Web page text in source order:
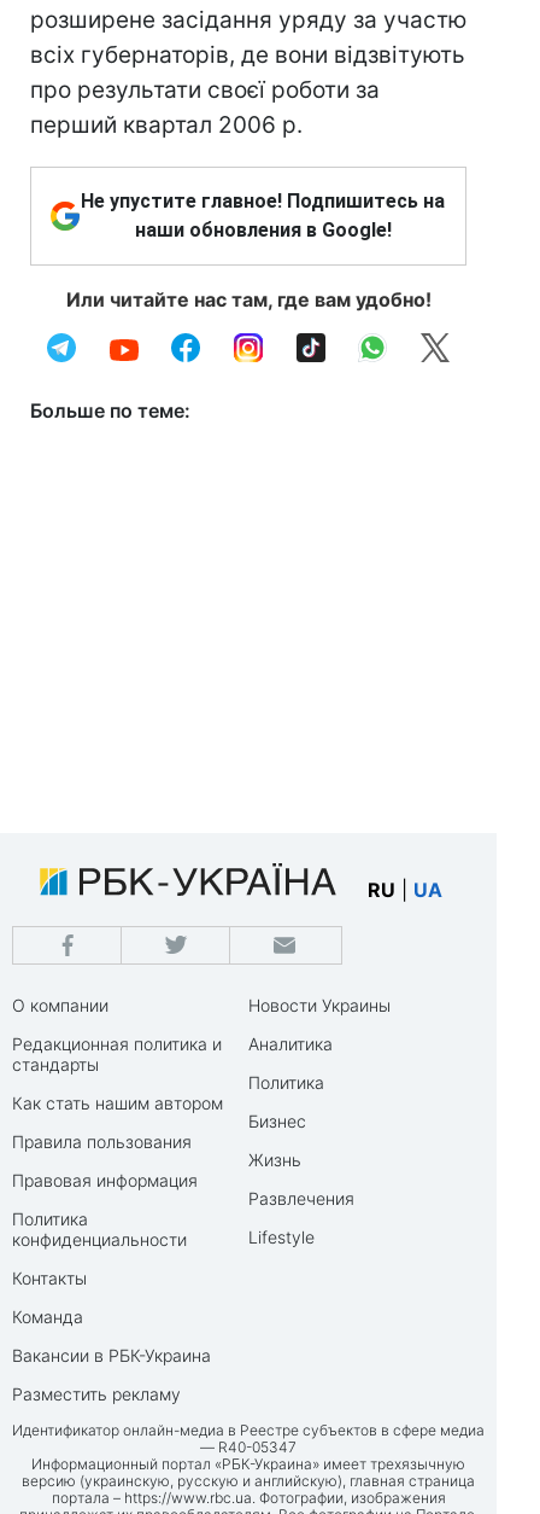
розширене засідання уряду за участю
всіх губернаторів, де вони відзвітують
про результати своєї роботи за
перший квартал 2006 р.
Не упустите главное! Подпишитесь на
наши обновления в Google!
Или читайте нас там, где вам удобно!
Больше по теме:
RU UA
О компании
Редакционная политика и
стандарты
Как стать нашим автором
Правила пользования
Правовая информация
Политика
конфиденциальности
Контакты
Команда
Вакансии в РБК-Украина
Разместить рекламу
Новости Украины
Аналитика
Политика
Бизнес
Жизнь
Развлечения
Lifestyle
Идентификатор онлайн-медиа в Реестре субъектов в сфере медиа
— R40-05347
Информационный портал «РБК-Украина» имеет трехязычную
версию (украинскую, русскую и английскую), главная страница
портала – https://www.rbc.ua. Фотографии, изображения